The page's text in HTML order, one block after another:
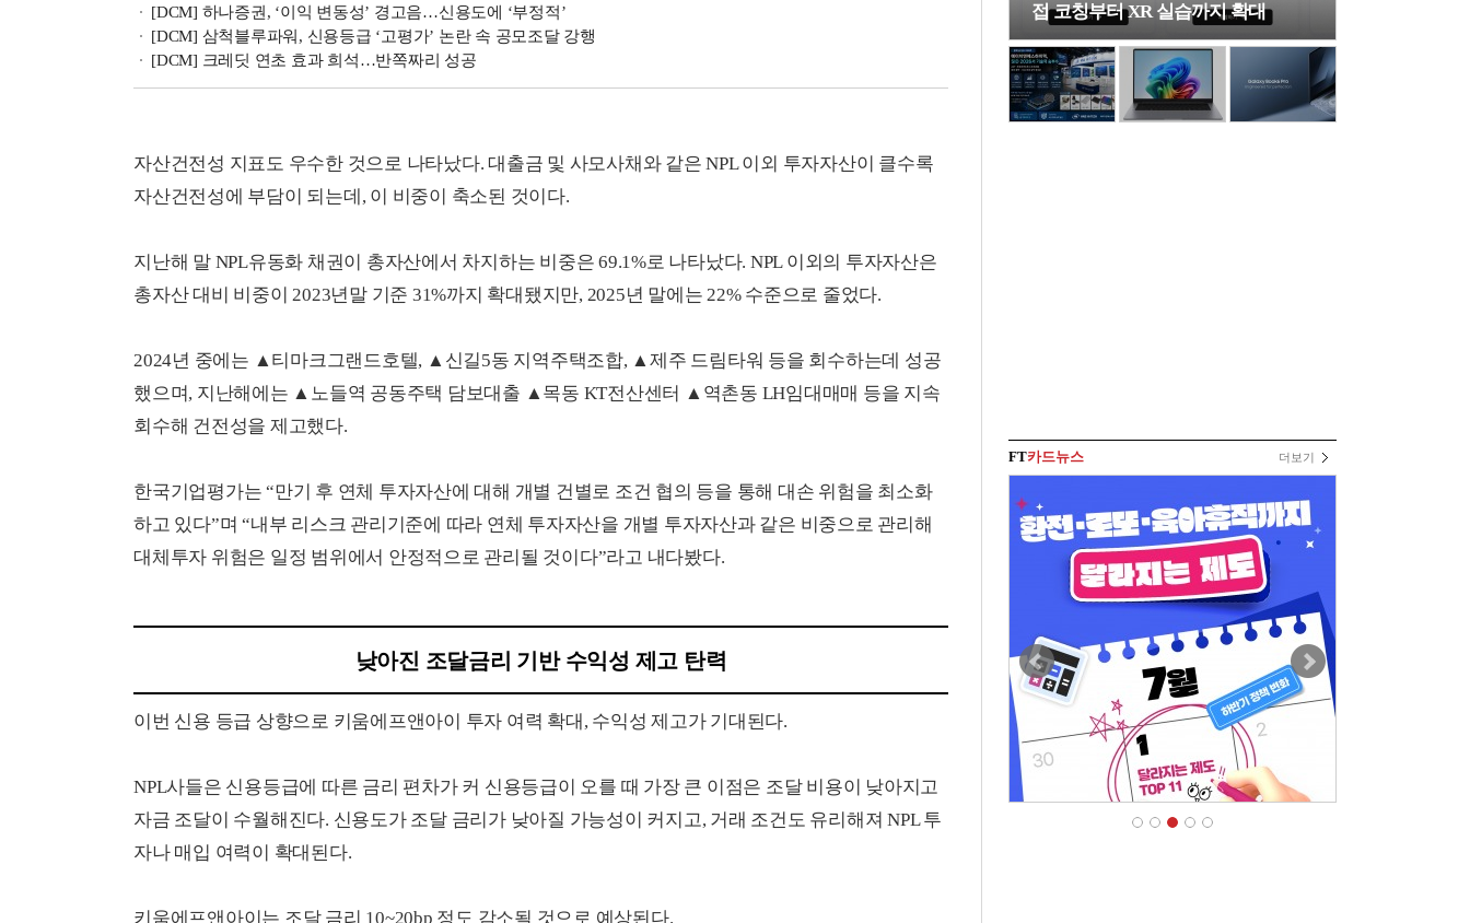
[DCM] 하나증권, ‘이익 변동성’ 경고음…신용도에 ‘부정적’
[DCM] 삼척블루파워, 신용등급 ‘고평가’ 논란 속 공모조달 강행
[DCM] 크레딧 연초 효과 희석…반쪽짜리 성공
자산건전성 지표도 우수한 것으로 나타났다. 대출금 및 사모사채와 같은 NPL 이외 투자자산이 클수록
자산건전성에 부담이 되는데, 이 비중이 축소된 것이다.
지난해 말 NPL유동화 채권이 총자산에서 차지하는 비중은 69.1%로 나타났다. NPL 이외의 투자자산은
총자산 대비 비중이 2023년말 기준 31%까지 확대됐지만, 2025년 말에는 22% 수준으로 줄었다.
2024년 중에는 ▲티마크그랜드호텔, ▲신길5동 지역주택조합, ▲제주 드림타워 등을 회수하는데 성공
했으며, 지난해에는 ▲노들역 공동주택 담보대출 ▲목동 KT전산센터 ▲역촌동 LH임대매매 등을 지속
회수해 건전성을 제고했다.
한국기업평가는 “만기 후 연체 투자자산에 대해 개별 건별로 조건 협의 등을 통해 대손 위험을 최소화
하고 있다”며 “내부 리스크 관리기준에 따라 연체 투자자산을 개별 투자자산과 같은 비중으로 관리해
대체투자 위험은 일정 범위에서 안정적으로 관리될 것이다”라고 내다봤다.
낮아진 조달금리 기반 수익성 제고 탄력
이번 신용 등급 상향으로 키움에프앤아이 투자 여력 확대, 수익성 제고가 기대된다.
NPL사들은 신용등급에 따른 금리 편차가 커 신용등급이 오를 때 가장 큰 이점은 조달 비용이 낮아지고
자금 조달이 수월해진다. 신용도가 조달 금리가 낮아질 가능성이 커지고, 거래 조건도 유리해져 NPL 투
자나 매입 여력이 확대된다.
키움에프앤아이는 조달 금리 10~20bp 정도 감소될 것으로 예상된다.
접 코칭부터 XR 실습까지 확대
FT카드뉴스 더보기